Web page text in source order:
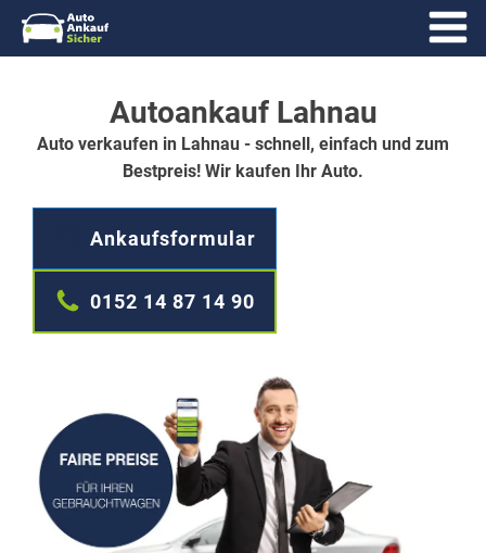
Autoankauf Lahnau
Auto verkaufen in Lahnau - schnell, einfach und zum
Bestpreis! Wir kaufen Ihr Auto.
Ankaufsformular
0152 14 87 14 90